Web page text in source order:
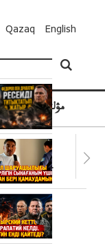
Qazaq English
مۋلتيمەديا
سوتتولەنگەناپتار ايىبە؟ۋ..
ريمدەگى 7